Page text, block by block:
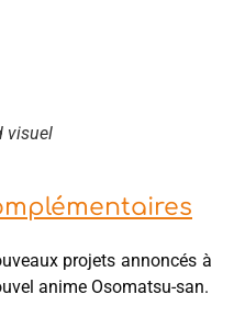
visuel
projets annoncés à
anime Osomatsu-san.